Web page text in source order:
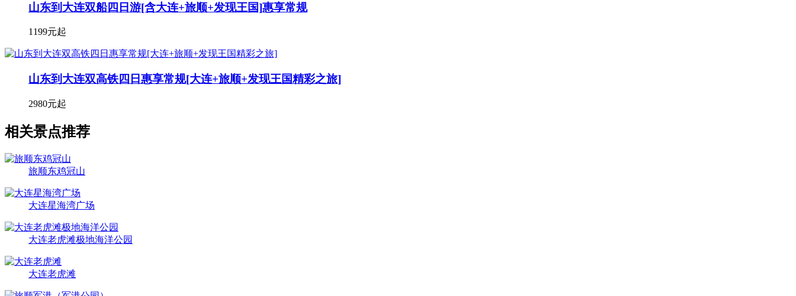
山东到大连双船四日游[含大连+旅顺+发现王国]惠享常规
1199元起
山东到大连双高铁四日惠享常规[大连+旅顺+发现王国精彩之旅]
2980元起
相关景点推荐
旅顺东鸡冠山
大连星海湾广场
大连老虎滩极地海洋公园
大连老虎滩